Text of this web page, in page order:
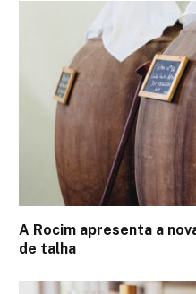
A Rocim apresenta a
de talha